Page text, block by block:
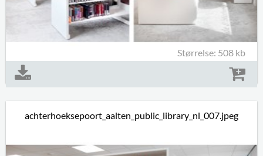
Størrelse: 508 kb
achterhoeksepoort_aalten_public_library_nl_007.jpeg